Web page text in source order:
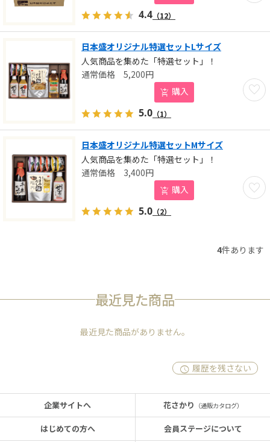
4.4 （12）
日本盛オリジナル特選セットLサイズ
人気商品を集めた「特選セット」！
お気
5,200円
購入
5.0 （1）
日本盛オリジナル特選セットMサイズ
人気商品を集めた「特選セット」！
お気
3,400円
購入
5.0 （2）
4件あります
最近見た商品
最近見た商品がありません。
履歴を残さない
企業サイトへ
はじめての方へ
花さかり （通販カタログ）
会員ステージについて